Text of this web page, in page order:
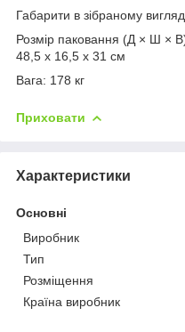
Габарити в зібраному
Розмір паковання (Д × Ш ×
48,5 x 16,5 x 31 см
Вага: 178 кг
Приховати
Характеристики
Основні
Виробник
Тип
Розміщення
Країна виробник